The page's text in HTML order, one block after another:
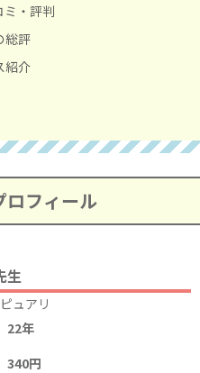
ミ・評判
総評
紹介
ロフィール
生
ュアリ
22年
340円